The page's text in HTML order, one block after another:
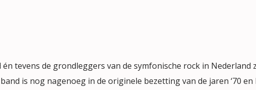
én tevens de grondleggers van de symfonische rock in Nederland
is nog nagenoeg in de originele bezetting van de jaren ‘70 en